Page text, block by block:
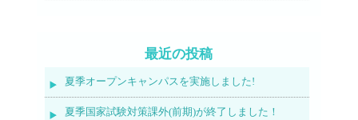
最近の投稿
夏季オープンキャンパスを実施しました!
夏季国家試験対策課外(前期)が終了しました！